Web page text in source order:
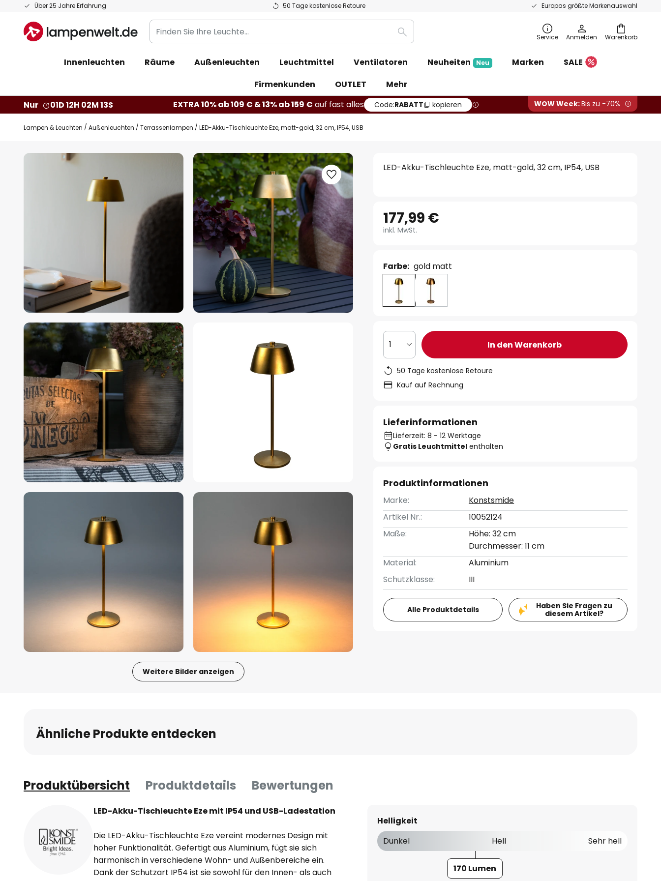
Über 25 Jahre Erfahrung 50 Tage kostenlose Retoure Europas größte Markenauswahl
Zum
springen
Warenkorb
Finden
Sie
Leuchte...
Suche Service Anmelden
Innenleuchten Räume Außenleuchten Leuchtmittel Ventilatoren Neuheiten Neu Marken
SALE
Firmenkunden
OUTLET
Mehr
Nur
01D 12H 02M 12S EXTRA 10% ab 109 € & 13% ab 159 € auf fast alles Code:RABATT kopieren WOW Week:Bis zu -70%
Lampen & Leuchten Außenleuchten Terrassenlampen LED-Akku-Tischleuchte Eze, matt-gold, 32 cm, IP54, USB
Zum
Weitere Bilder anzeigen
Bildgalerie
springen
LED-Akku-Tischleuchte Eze, matt-gold, 32 cm, IP54, USB
177,99 €
inkl. MwSt.
Farbe: gold matt
1 In den Warenkorb
50 Tage kostenlose Retoure
Kauf auf Rechnung
Lieferinformationen
Lieferzeit: 8 - 12 Werktage
Gratis Leuchtmittel enthalten
Produktinformationen
Marke:
Konstsmide
Artikel Nr.:
10052124
Maße:
Höhe: 32 cm
Durchmesser: 11 cm
Material:
Aluminium
Schutzklasse:
III
Alle Produktdetails
Haben Sie Fragen zu
diesem Artikel?
Ähnliche Produkte entdecken
Produktübersicht Produktdetails Bewertungen
LED-Akku-Tischleuchte Eze mit IP54 und USB-Ladestation
Die LED-Akku-Tischleuchte Eze vereint modernes Design mit
hoher Funktionalität. Gefertigt aus Aluminium, fügt sie sich
harmonisch in verschiedene Wohn- und Außenbereiche ein.
Dank der Schutzart IP54 ist sie sowohl für den Innen- als auch
Helligkeit
Dunkel
Hell Sehr hell
170 Lumen